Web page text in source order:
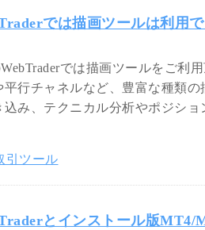
では描画ツールは利用で
では描画ツールをご利
平行チャネルなど、豊富な種類
込み、テクニカル分析やポジシ
引ツール
とインストール版MT4/